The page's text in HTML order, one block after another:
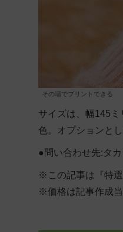
その場でプリントできる
サイズは、幅145
色。オプションと
●問い合わせ先:タ
※この記事は『特選
※価格は記事作成当